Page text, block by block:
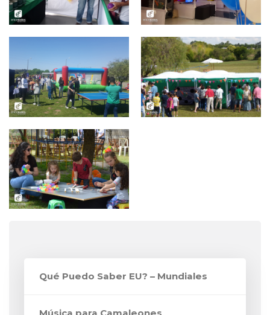
Qué Puedo Saber EU? – Mundiales